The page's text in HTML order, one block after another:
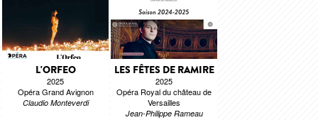
L'ORFEO
2025
Opéra Grand Avignon
Claudio Monteverdi
LES FÊTES DE RAMIRE
2025
Opéra Royal du château de
Versailles
Jean-Philippe Rameau